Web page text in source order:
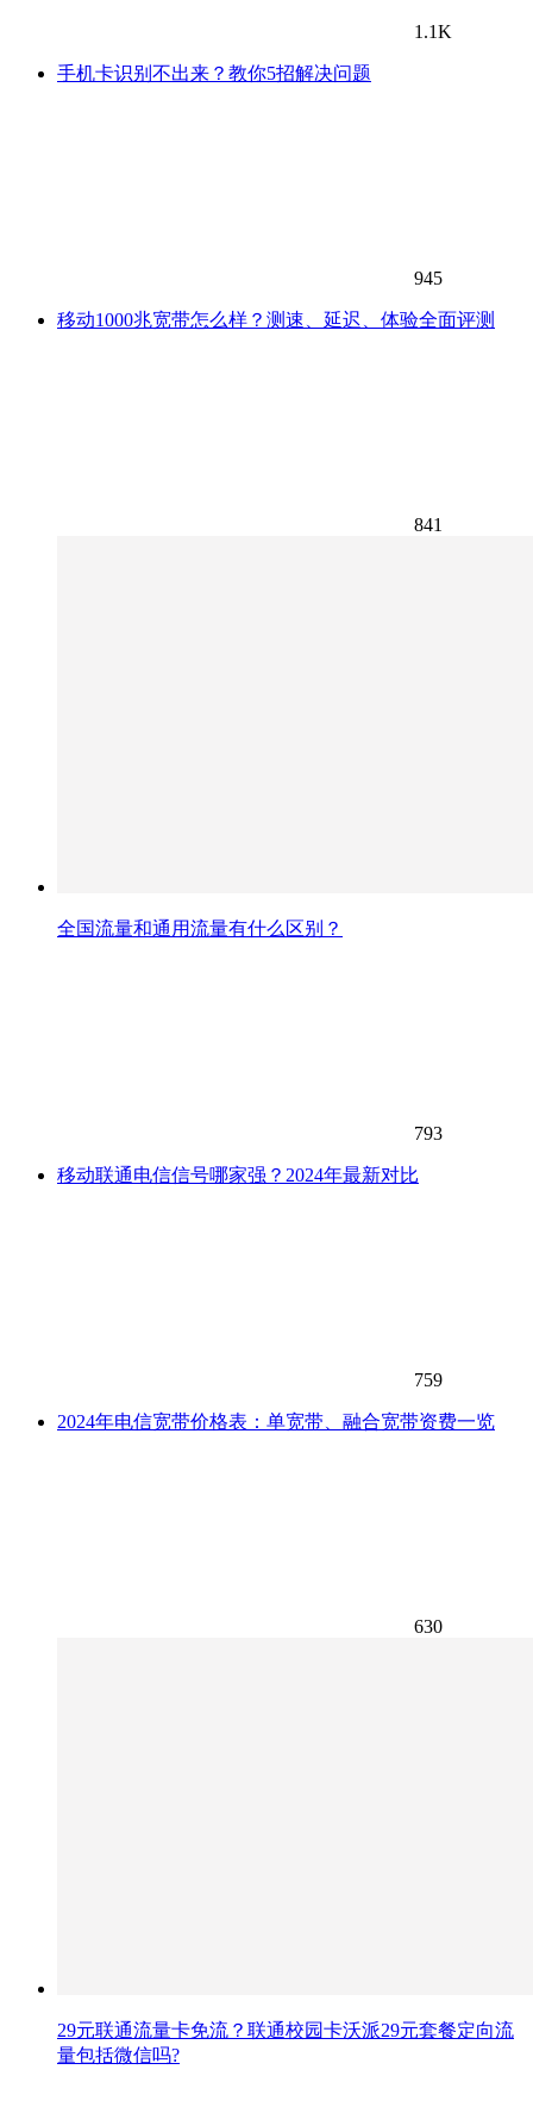
1.1K
手机卡识别不出来？教你5招解决问题
945
移动1000兆宽带怎么样？测速、延迟、体验全面评测
841
全国流量和通用流量有什么区别？
793
移动联通电信信号哪家强？2024年最新对比
759
2024年电信宽带价格表：单宽带、融合宽带资费一览
630
29元联通流量卡免流？联通校园卡沃派29元套餐定向流
量包括微信吗?